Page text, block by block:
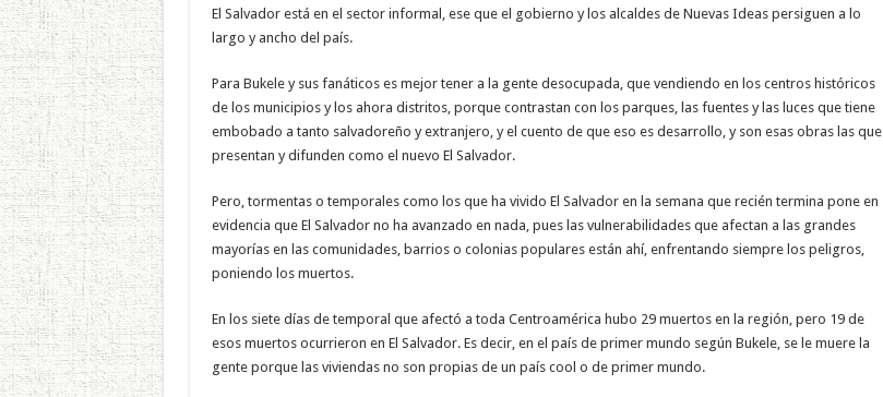
El Salvador está en el sector informal, ese que el gobierno y los alcaldes de Nuevas Ideas persiguen a lo
largo y ancho del país.
Para Bukele y sus fanáticos es mejor tener a la gente desocupada, que vendiendo en los centros históricos
de los municipios y los ahora distritos, porque contrastan con los parques, las fuentes y las luces que tiene
embobado a tanto salvadoreño y extranjero, y el cuento de que eso es desarrollo, y son esas obras las que
presentan y difunden como el nuevo El Salvador.
Pero, tormentas o temporales como los que ha vivido El Salvador en la semana que recién termina pone en
evidencia que El Salvador no ha avanzado en nada, pues las vulnerabilidades que afectan a las grandes
mayorías en las comunidades, barrios o colonias populares están ahí, enfrentando siempre los peligros,
poniendo los muertos.
En los siete días de temporal que afectó a toda Centroamérica hubo 29 muertos en la región, pero 19 de
esos muertos ocurrieron en El Salvador. Es decir, en el país de primer mundo según Bukele, se le muere la
gente porque las viviendas no son propias de un país cool o de primer mundo.